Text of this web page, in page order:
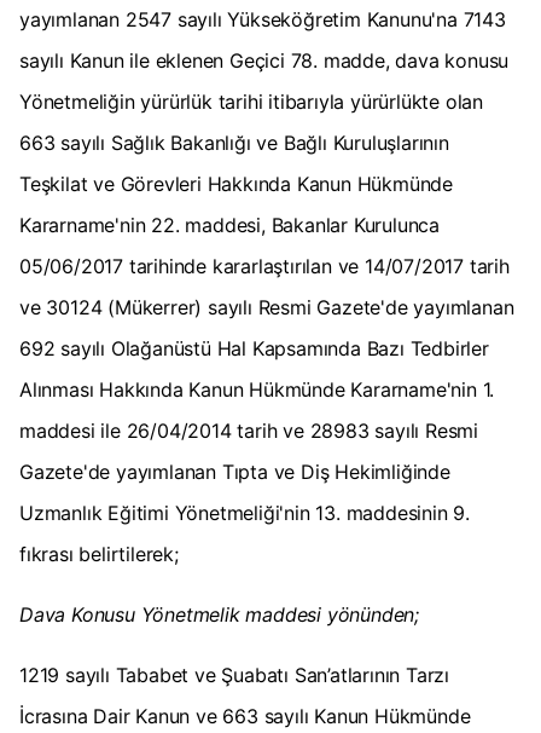
yayımlanan 2547 sayılı Yükseköğretim Kanunu'na 7143
sayılı Kanun ile eklenen Geçici 78. madde, dava konusu
Yönetmeliğin yürürlük tarihi itibarıyla yürürlükte olan
663 sayılı Sağlık Bakanlığı ve Bağlı Kuruluşlarının
Teşkilat ve Görevleri Hakkında Kanun Hükmünde
Kararname'nin 22. maddesi, Bakanlar Kurulunca
05/06/2017 tarihinde kararlaştırılan ve 14/07/2017 tarih
ve 30124 (Mükerrer) sayılı Resmi Gazete'de yayımlanan
692 sayılı Olağanüstü Hal Kapsamında Bazı Tedbirler
Alınması Hakkında Kanun Hükmünde Kararname'nin 1.
maddesi ile 26/04/2014 tarih ve 28983 sayılı Resmi
Gazete'de yayımlanan Tıpta ve Diş Hekimliğinde
Uzmanlık Eğitimi Yönetmeliği'nin 13. maddesinin 9.
fıkrası belirtilerek;
Dava Konusu Yönetmelik maddesi yönünden;
1219 sayılı Tababet ve Şuabatı San’atlarının Tarzı
İcrasına Dair Kanun ve 663 sayılı Kanun Hükmünde